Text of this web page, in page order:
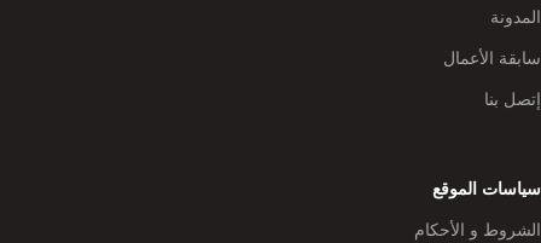
المدونة
سابقة الأعمال
إتصل بنا
سياسات الموقع
الشروط و الأحكام